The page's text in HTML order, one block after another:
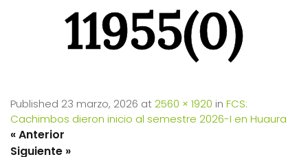
11955(0)
Published 23 marzo, 2026 at2560 × 1920 in FCS:
Cachimbos dieron inicio al semestre 2026-I en Huaura